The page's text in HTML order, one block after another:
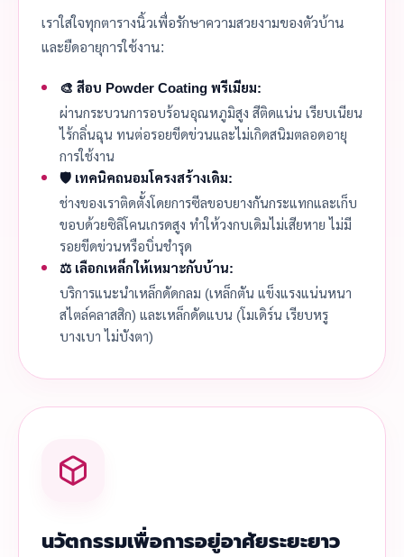
เราใส่ใจทุกตารางนิ้วเพื่อรักษาความสวยงามของตัวบ้าน
และยืดอายุการใช้งาน:
🎨 สีอบ Powder Coating พรีเมียม:
ผ่านกระบวนการอบร้อนอุณหภูมิสูง สีติดแน่น เรียบเนียน
ไร้กลิ่นฉุน ทนต่อรอยขีดข่วนและไม่เกิดสนิมตลอดอายุ
การใช้งาน
🛡️ เทคนิคถนอมโครงสร้างเดิม:
ช่างของเราติดตั้งโดยการซีลขอบยางกันกระแทกและเก็บ
ขอบด้วยซิลิโคนเกรดสูง ทำให้วงกบเดิมไม่เสียหาย ไม่มี
รอยขีดข่วนหรือบิ่นชำรุด
⚖️ เลือกเหล็กให้เหมาะกับบ้าน:
บริการแนะนำเหล็กดัดกลม (เหล็กตัน แข็งแรงแน่นหนา
สไตล์คลาสสิก) และเหล็กดัดแบน (โมเดิร์น เรียบหรู
บางเบา ไม่บังตา)
นวัตกรรมเพื่อการอยู่อาศัยระยะยาว